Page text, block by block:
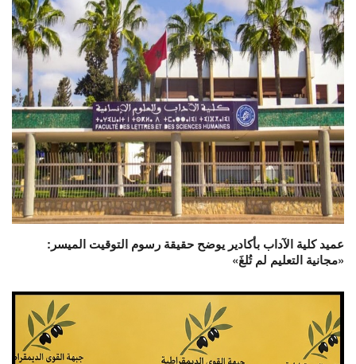
عميد كلية الآداب بأكادير يوضح حقيقة رسوم التوقيت الميسر:
«مجانية التعليم لم تُلغَ»